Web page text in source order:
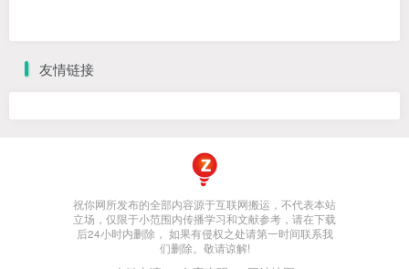
友情链接
祝你网所发布的全部内容源于互联网搬运，不代表本站
立场，仅限于小范围内传播学习和文献参考，请在下载
后24小时内删除， 如果有侵权之处请第一时间联系我
们删除。敬请谅解!